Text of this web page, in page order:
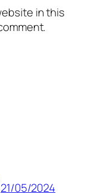
in this
21/05/2024